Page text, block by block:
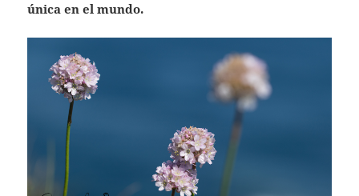
única en el mundo.